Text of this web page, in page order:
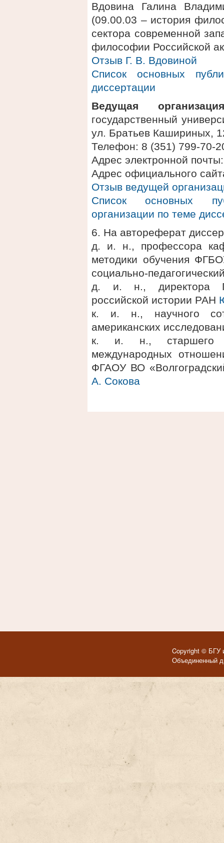
Вдовина Галина
(09.00.03 – история
сектора современной
философии Российской
Отзыв Г. В. Вдовиной
Список основных
диссертации
Ведущая
государственный
ул. Братьев Кашириных,
Телефон: 8 (351) 799-70-
Адрес электронной
Адрес официального
Отзыв ведущей
Список основных
организации по теме
6. На автореферат
д. и. н., профессора
методики обучения
социально-
д. и. н., директора
российской истории РАН
к. и. н., научного
американских
к. и. н., старшего
международных
ФГАОУ ВО
А. Сокова
Copyright © БГУ
Объединенный